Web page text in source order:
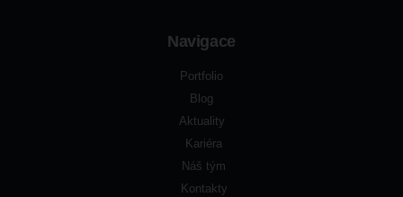
Navigace
Portfolio
Blog
Aktuality
Kariéra
Náš tým
Kontakty